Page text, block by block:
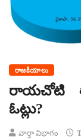
రాజకీయాలు
రాయచోటి
ఓట్లు?
వార్తా విభాగం